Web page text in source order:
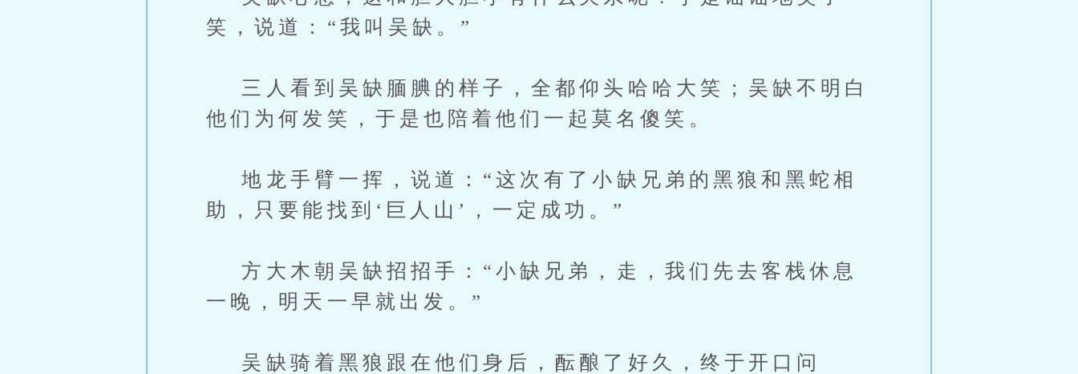
笑，说道：“我叫吴缺。”
三人看到吴缺腼腆的样子，全都仰头哈哈大笑；吴缺不明白
他们为何发笑，于是也陪着他们一起莫名傻笑。
地龙手臂一挥，说道：“这次有了小缺兄弟的黑狼和黑蛇相
助，只要能找到‘巨人山’，一定成功。”
方大木朝吴缺招招手：“小缺兄弟，走，我们先去客栈休息
一晚，明天一早就出发。”
吴缺骑着黑狼跟在他们身后，酝酿了好久，终于开口问